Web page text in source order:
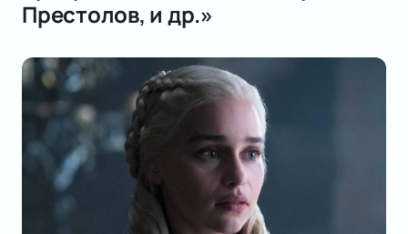
Престолов, и др.»